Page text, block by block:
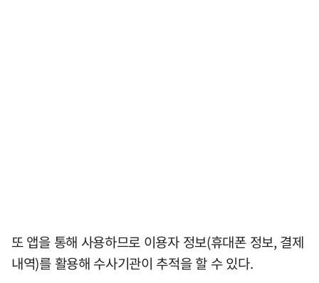
또 앱을 통해 사용하므로 이용자 정보(휴대폰 정보, 결제
내역)를 활용해 수사기관이 추적을 할 수 있다.